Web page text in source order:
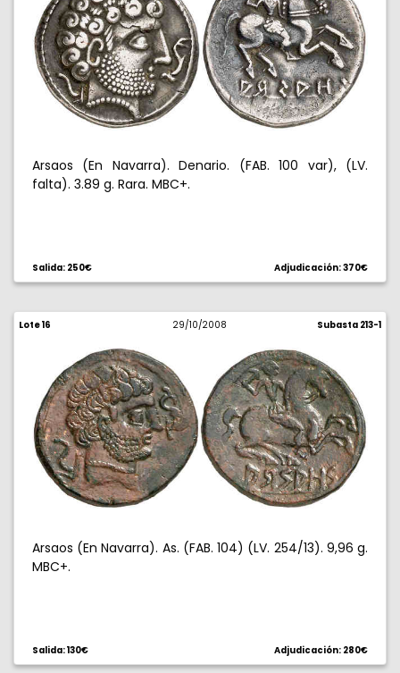
Arsaos (En Navarra). Denario. (FAB. 100 var), (LV.
falta). 3.89 g. Rara. MBC+.
Salida: 250€ Adjudicación: 370€
Lote 16 29/10/2008 Subasta 213-1
Arsaos (En Navarra). As. (FAB. 104) (LV. 254/13). 9,96 g.
MBC+.
Salida: 130€ Adjudicación: 280€